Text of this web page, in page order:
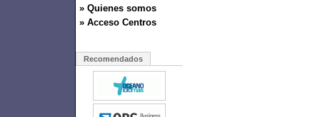
» Quienes somos
» Acceso Centros
Recomendados